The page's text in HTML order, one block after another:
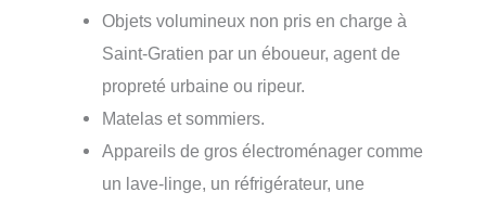
Objets volumineux non pris en charge à
Saint-Gratien par un éboueur, agent de
propreté urbaine ou ripeur.
Matelas et sommiers.
Appareils de gros électroménager comme
un lave-linge, un réfrigérateur, une